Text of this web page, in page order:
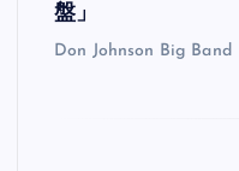
盤」
Don Johnson Big Band